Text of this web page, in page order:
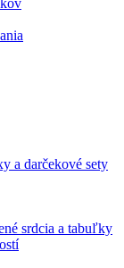
a darčekové sety
srdcia a tabuľky